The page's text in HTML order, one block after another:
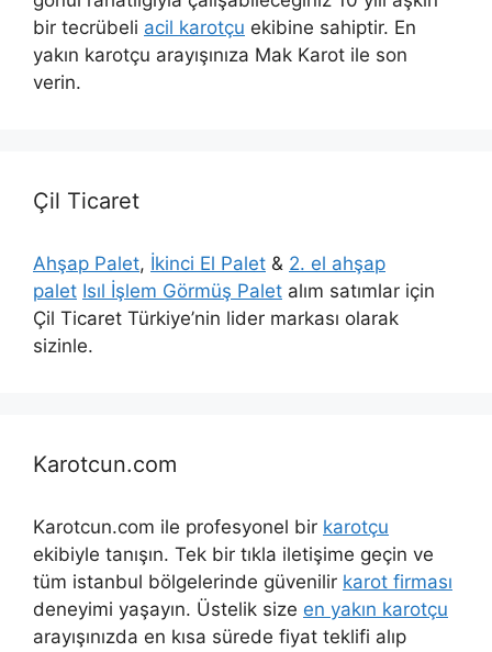
bir tecrübeli acil karotçu ekibine sahiptir. En
yakın karotçu arayışınıza Mak Karot ile son
verin.
Çil Ticaret
Ahşap Palet, İkinci El Palet & 2. el ahşap
palet Isıl İşlem Görmüş Palet alım satımlar için
Çil Ticaret Türkiye’nin lider markası olarak
sizinle.
Karotcun.com
Karotcun.com ile profesyonel bir karotçu
ekibiyle tanışın. Tek bir tıkla iletişime geçin ve
tüm istanbul bölgelerinde güvenilir karot firması
deneyimi yaşayın. Üstelik size en yakın karotçu
arayışınızda en kısa sürede fiyat teklifi alıp